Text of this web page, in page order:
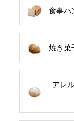
食事パ
焼き菓
アレ